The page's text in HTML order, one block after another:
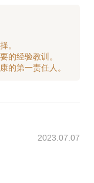
借我18年来专业
验，干预检测过
帮您解决上面的
和顾虑！
艾滋病
。
的经验教训。
2023.07.07